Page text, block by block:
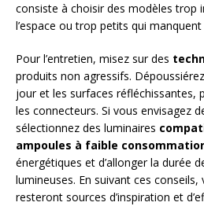
consiste à choisir des modèles trop
l’espace ou trop petits qui manquent
Pour l’entretien, misez sur des
produits non agressifs.
jour et les surfaces réfléchissantes,
les connecteurs. Si vous envisagez
sélectionnez des luminaires
ampoules à faible
énergétiques et d’allonger la durée
lumineuses. En suivant ces
resteront sources d’inspiration et